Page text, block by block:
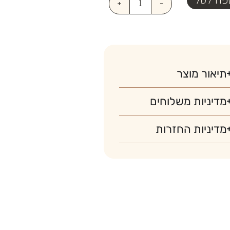
-
+
תיאור מוצר
מדיניות משלוחים
מדיניות החזרות